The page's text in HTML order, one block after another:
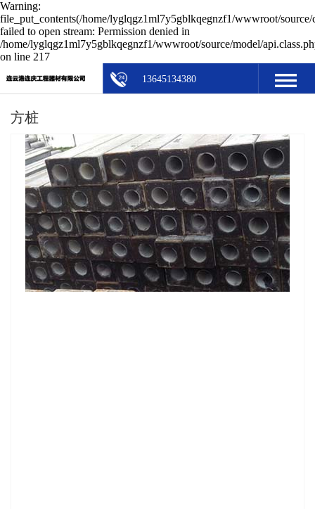
Warning:
file_put_contents(/home/lyglqgz1ml7y5gblkqegnzf1/wwwroot/source/
failed to open stream: Permission denied in
/home/lyglqgz1ml7y5gblkqegnzf1/wwwroot/source/model/
on line 217
13645134380
方桩